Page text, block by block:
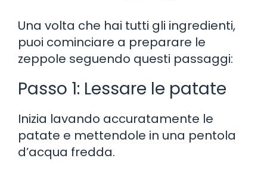
Una volta che hai tutti gli ingredienti,
puoi cominciare a preparare le
zeppole seguendo questi passaggi:
Passo 1: Lessare le patate
Inizia lavando accuratamente le
patate e mettendole in una pentola
d’acqua fredda.